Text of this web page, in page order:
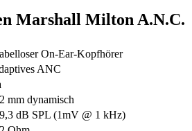
Marshall Milton A.N.C.
On-Ear-Kopfhörer
ANC
mm dynamisch
dB SPL (1mV @ 1 kHz)